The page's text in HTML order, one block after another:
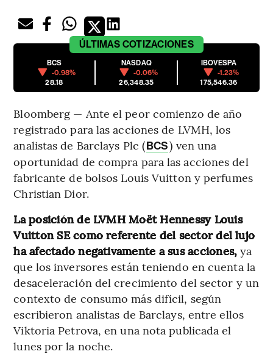
ÚLTIMAS COTIZACIONES
BCS
-0.98%
28.18
NASDAQ
-0.06%
26,348.35
IBOVESPA
-1.23%
175,546.36
Bloomberg — Ante el peor comienzo de año
registrado para las acciones de LVMH, los
analistas de Barclays Plc (BCS) ven una
oportunidad de compra para las acciones del
fabricante de bolsos Louis Vuitton y perfumes
Christian Dior.
La posición de LVMH Moët Hennessy Louis
Vuitton SE como referente del sector del lujo
ha afectado negativamente a sus acciones, ya
que los inversores están teniendo en cuenta la
desaceleración del crecimiento del sector y un
contexto de consumo más difícil, según
escribieron analistas de Barclays, entre ellos
Viktoria Petrova, en una nota publicada el
lunes por la noche.